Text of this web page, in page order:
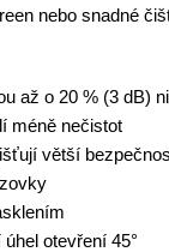
nebo snadné
až o 20 % (3 dB)
méně nečistot
větší
otevření 45°